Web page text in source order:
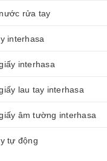
rửa tay
interhasa
interhasa
lau tay interhasa
âm tường interhasa
tự động